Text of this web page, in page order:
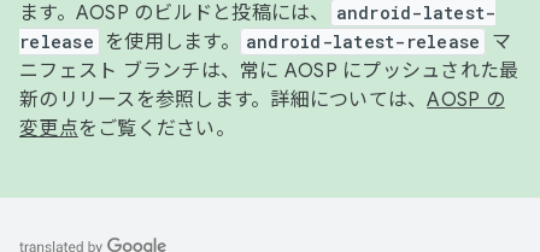
ます。AOSP のビルドと投稿には、
android-latest-
release
を使用します。 android-latest-release
マ
ニフェスト ブランチは、常に AOSP にプッシュされた最
新のリリースを参照します。詳細については、AOSP の
変更点をご覧ください。